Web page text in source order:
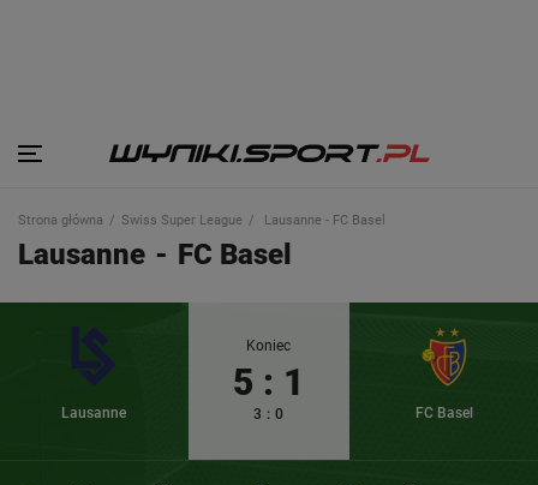
Strona główna Swiss Super League Lausanne - FC Basel
Lausanne - FC Basel
Lausanne
Koniec
5 : 1
3 : 0 FC Basel